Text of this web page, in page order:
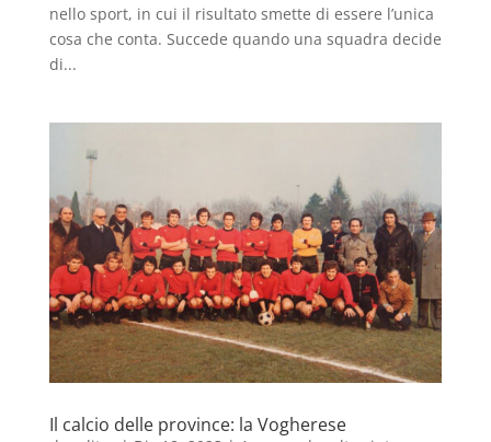
nello sport, in cui il risultato smette di essere l’unica
cosa che conta. Succede quando una squadra decide
di...
Il calcio delle province: la Vogherese